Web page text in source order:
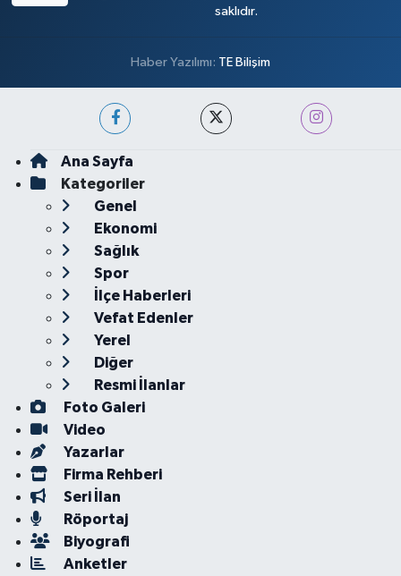
saklıdır.
Haber Yazılımı: TE Bilişim
Ana Sayfa
Kategoriler
Genel
Ekonomi
Sağlık
Spor
İlçe Haberleri
Vefat Edenler
Yerel
Diğer
Resmi İlanlar
Foto Galeri
Video
Yazarlar
Firma Rehberi
Seri İlan
Röportaj
Biyografi
Anketler